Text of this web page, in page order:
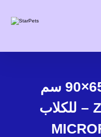
زولكس لبادة 65×90 سم
للكلاب – Zolux ABSOR